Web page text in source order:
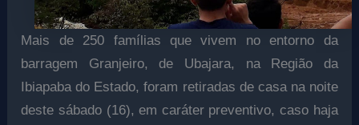
Mais de 250 famílias que vivem no entorno da
barragem Granjeiro, de Ubajara, na Região da
Ibiapaba do Estado, foram retiradas de casa na noite
deste sábado (16), em caráter preventivo, caso haja